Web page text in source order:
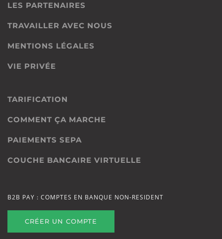
LES PARTENAIRES
TRAVAILLER AVEC NOUS
MENTIONS LÉGALES
VIE PRIVÉE
TARIFICATION
COMMENT ÇA MARCHE
PAIEMENTS SEPA
COUCHE BANCAIRE VIRTUELLE
B2B PAY : COMPTES EN BANQUE NON-RESIDENT
CRÉER UN COMPTE